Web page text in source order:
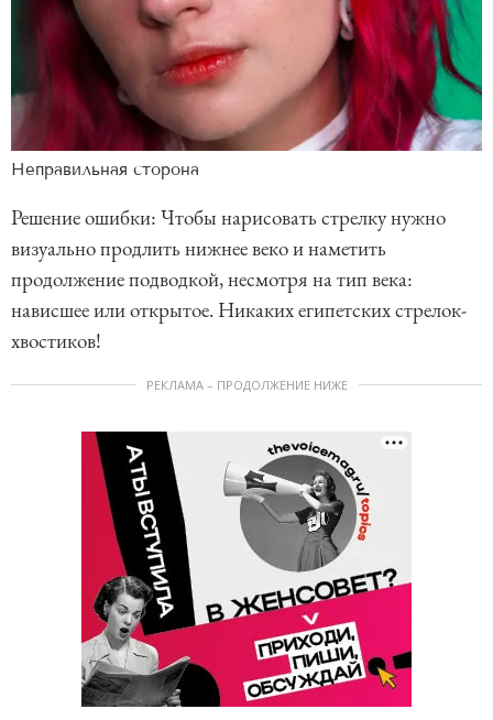
Неправильная сторона
Решение ошибки: Чтобы нарисовать стрелку нужно
визуально продлить нижнее веко и наметить
продолжение подводкой, несмотря на тип века:
нависшее или открытое. Никаких египетских стрелок-
хвостиков!
РЕКЛАМА – ПРОДОЛЖЕНИЕ НИЖЕ